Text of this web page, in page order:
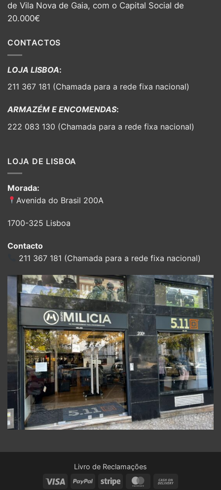
de Vila Nova de Gaia, com o Capital Social de
20.000€
CONTACTOS
LOJA LISBOA:
211 367 181 (Chamada para a rede fixa nacional)
ARMAZÉM E ENCOMENDAS:
222 083 130 (Chamada para a rede fixa nacional)
LOJA DE LISBOA
Morada:
Avenida do Brasil 200A
1700-325 Lisboa
Contacto
211 367 181 (Chamada para a rede fixa nacional)
Livro de Reclamações
Visa
PayPal Stripe MasterCard